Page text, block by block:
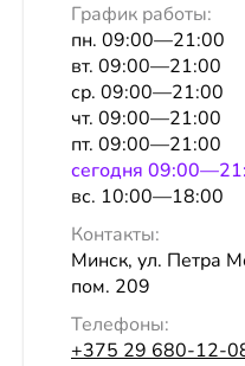
График работы:
пн. 09:00—21:00
вт. 09:00—21:00
ср. 09:00—21:00
чт. 09:00—21:00
пт. 09:00—21:00
сeгодня
вс. 10:00—18:00
Контакты:
Минск, ул. Петра
пом. 209
Телефоны:
+375 29 680-12-